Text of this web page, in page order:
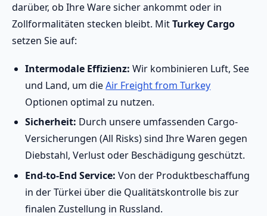
darüber, ob Ihre Ware sicher ankommt oder in
Zollformalitäten stecken bleibt. MitTurkey Cargo
setzen Sie auf:
Intermodale Effizienz: Wir kombinieren Luft, See
und Land, um dieAir Freight from Turkey
Optionen optimal zu nutzen.
Sicherheit: Durch unsere umfassenden Cargo-
Versicherungen (All Risks) sind Ihre Waren gegen
Diebstahl, Verlust oder Beschädigung geschützt.
End-to-End Service: Von der Produktbeschaffung
in der Türkei über die Qualitätskontrolle bis zur
finalen Zustellung in Russland.